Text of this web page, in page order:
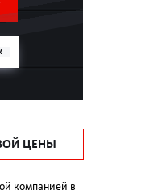
ЦЕНЫ
компанией в